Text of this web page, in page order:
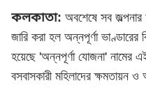
কলকাতা: অবশেষে সব
জারি করা হল অন্নপূর্ণা
হয়েছে 'অন্নপূর্ণা যোজনা' নামের
বসবাসকারী মহিলাদের ক্ষমতায়ন